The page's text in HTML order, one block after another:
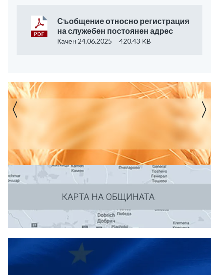
Съобщение относно регистрация
на служебен постоянен адрес
Качен 24.06.2025 420.43 KB